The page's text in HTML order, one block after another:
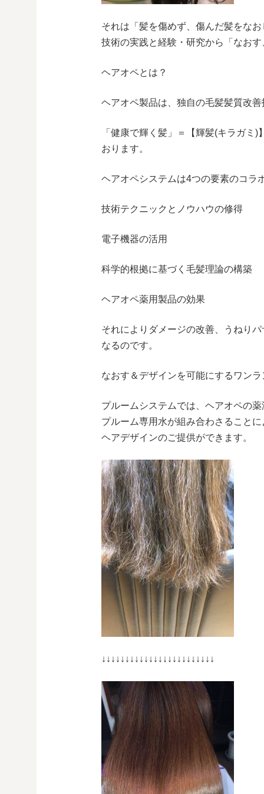
それは「髪を傷めず、傷んだ髪をな
技術の実践と経験・研究から「なお
ヘアオペとは？
ヘアオペ製品は、独自の毛髪髪質改
「健康で輝く髪」＝【輝髪(キラガミ
おります。
ヘアオペシステムは4つの要素のコラ
技術テクニックとノウハウの修得
電子機器の活用
科学的根拠に基づく毛髪理論の構築
ヘアオペ薬用製品の効果
それによりダメージの改善、うねり
なるのです。
なおす＆デザインを可能にするワン
プルームシステムでは、ヘアオペの
プルーム専用水が組み合わさること
ヘアデザインのご提供ができます。
↓↓↓↓↓↓↓↓↓↓↓↓↓↓↓↓↓↓↓↓↓↓↓↓